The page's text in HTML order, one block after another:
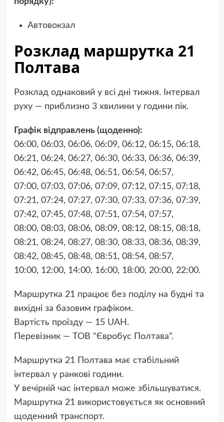
Автовокзал
Розклад маршрутка 21
Полтава
Розклад однаковий у всі дні тижня. Інтервал
руху — приблизно 3 хвилини у години пік.
Графік відправлень (щоденно):
06:00, 06:03, 06:06, 06:09, 06:12, 06:15, 06:18,
06:21, 06:24, 06:27, 06:30, 06:33, 06:36, 06:39,
06:42, 06:45, 06:48, 06:51, 06:54, 06:57,
07:00, 07:03, 07:06, 07:09, 07:12, 07:15, 07:18,
07:21, 07:24, 07:27, 07:30, 07:33, 07:36, 07:39,
07:42, 07:45, 07:48, 07:51, 07:54, 07:57,
08:00, 08:03, 08:06, 08:09, 08:12, 08:15, 08:18,
08:21, 08:24, 08:27, 08:30, 08:33, 08:36, 08:39,
08:42, 08:45, 08:48, 08:51, 08:54, 08:57,
10:00, 12:00, 14:00, 16:00, 18:00, 20:00, 22:00.
Маршрутка 21 працює без поділу на будні та
вихідні за базовим графіком.
Вартість проїзду — 15 UAH.
Перевізник — ТОВ “Євробус Полтава”.
Маршрутка 21 Полтава має стабільний
інтервал у ранкові години.
У вечірній час інтервал може збільшуватися.
Маршрутка 21 використовується як основний
щоденний транспорт.